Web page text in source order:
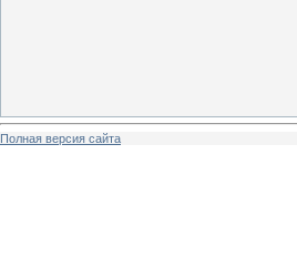
Полная версия сайта